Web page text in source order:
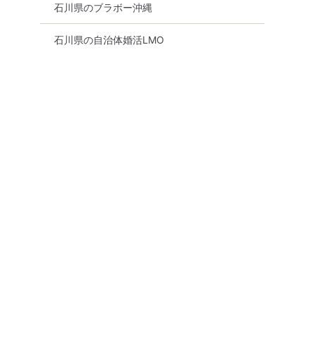
石川県のブラボー沖縄
石川県の自治体婚活LMO